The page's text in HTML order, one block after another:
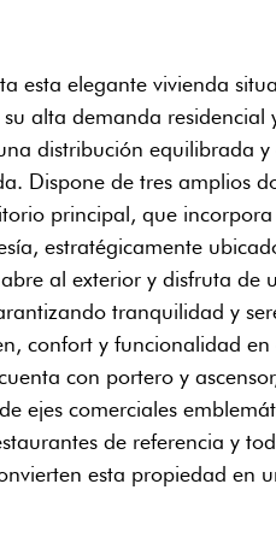
esta elegante vivienda
alta demanda
distribución equilibrada
Dispone de tres amplios
principal, que
estratégicamente
al exterior y disfruta
tranquilidad y
confort y funcionalidad
con portero y
ejes comerciales
de referencia y
esta propiedad en